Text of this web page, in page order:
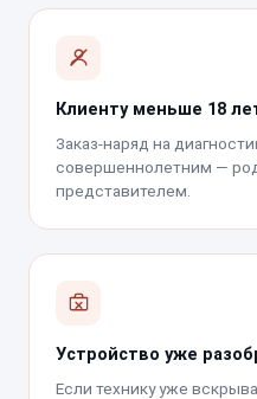
Клиенту меньше 18
Заказ-наряд на
совершеннолетним —
представителем.
Устройство уже
Если технику уже